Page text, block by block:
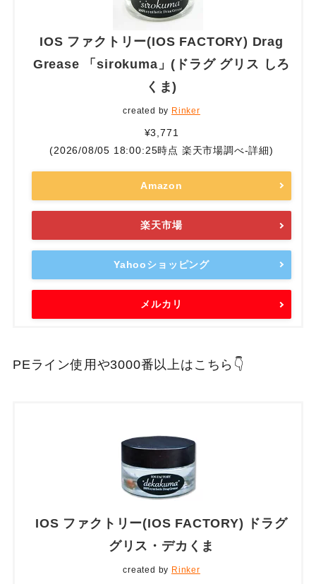
IOS ファクトリー(IOS FACTORY) Drag
Grease 「sirokuma」(ドラグ グリス しろ
くま)
created by Rinker
¥3,771
(2026/08/05 18:00:25時点 楽天市場調べ-詳細)
Amazon
楽天市場
Yahooショッピング
メルカリ
PEライン使用や3000番以上はこちら👇
IOS ファクトリー(IOS FACTORY) ドラグ
グリス・デカくま
created by Rinker